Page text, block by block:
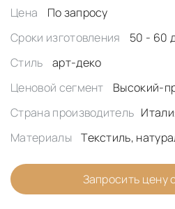
Цена
По запросу
Сроки изготовления
50 - 60
Стиль
арт-деко
Ценовой сегмент
Высокий-
Страна производитель
Материалы
Текстиль,
Запросить цену